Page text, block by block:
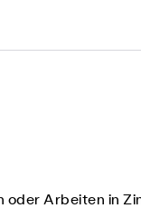
oder Arbeiten in